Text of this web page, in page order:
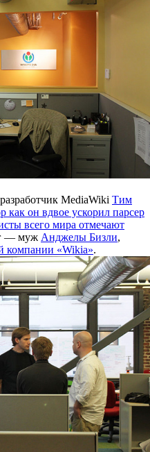
MediaWiki Тим
как он вдвое ускорил парсер
всего мира отмечают
— муж Анджелы Бизли,
компании «Wikia».